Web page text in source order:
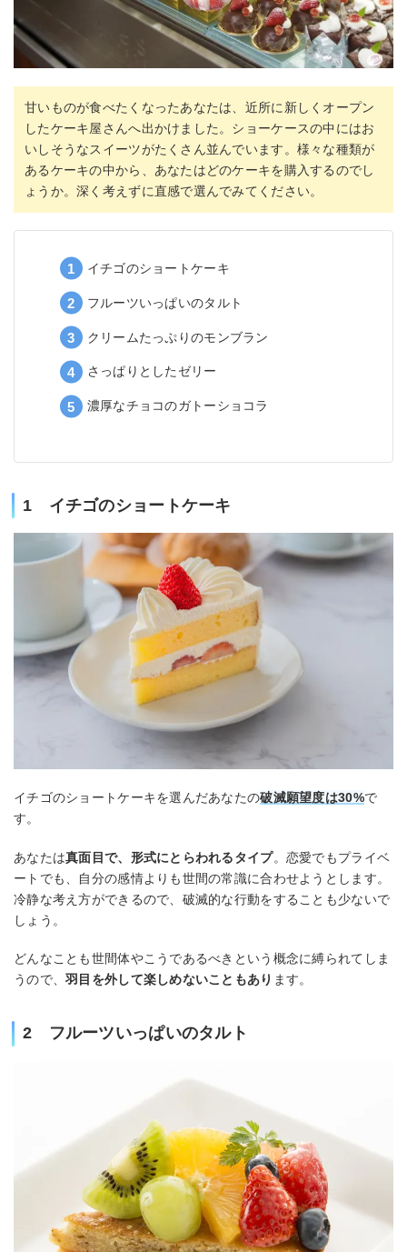
甘いものが食べたくなったあなたは、近所に新しくオープン
したケーキ屋さんへ出かけました。ショーケースの中にはお
いしそうなスイーツがたくさん並んでいます。様々な種類が
あるケーキの中から、あなたはどのケーキを購入するのでし
ょうか。深く考えずに直感で選んでみてください。
イチゴのショートケーキ
フルーツいっぱいのタルト
クリームたっぷりのモンブラン
さっぱりとしたゼリー
濃厚なチョコのガトーショコラ
1 イチゴのショートケーキ
イチゴのショートケーキを選んだあなたの破滅願望度は30%で
す。
あなたは真面目で、形式にとらわれるタイプ。恋愛でもプライベ
ートでも、自分の感情よりも世間の常識に合わせようとします。
冷静な考え方ができるので、破滅的な行動をすることも少ないで
しょう。
どんなことも世間体やこうであるべきという概念に縛られてしま
うので、羽目を外して楽しめないこともあり ます。
2 フルーツいっぱいのタルト